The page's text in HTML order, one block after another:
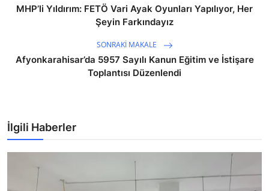
MHP’li Yıldırım: FETÖ Vari Ayak Oyunları Yapılıyor, Her
Şeyin Farkındayız
SONRAKI MAKALE
Afyonkarahisar’da 5957 Sayılı Kanun Eğitim ve İstişare
Toplantısı Düzenlendi
İlgili Haberler